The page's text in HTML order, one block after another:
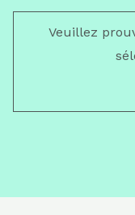
Veuillez